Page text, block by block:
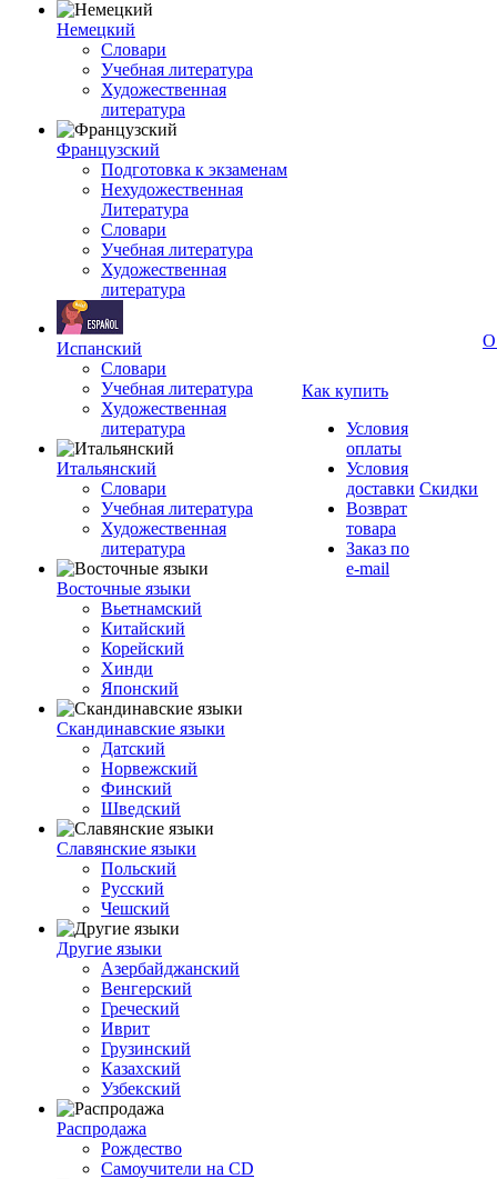
Немецкий
Словари
Учебная литература
Художественная
литература
Французский
Подготовка к экзаменам
Нехудожественная
Литература
Словари
Учебная литература
Художественная
литература
Испанский
Словари
Учебная литература
Художественная
литература
Итальянский
Словари
Учебная литература
Художественная
литература
Восточные языки
Вьетнамский
Китайский
Корейский
Хинди
Японский
Скандинавские языки
Датский
Норвежский
Финский
Шведский
Славянские языки
Польский
Русский
Чешский
Другие языки
Азербайджанский
Венгерский
Греческий
Иврит
Грузинский
Казахский
Узбекский
Распродажа
Рождество
Самоучители на CD
Как купить
Условия
оплаты
Условия
доставки
Возврат
товара
Заказ по
e-mail
Скидки
О